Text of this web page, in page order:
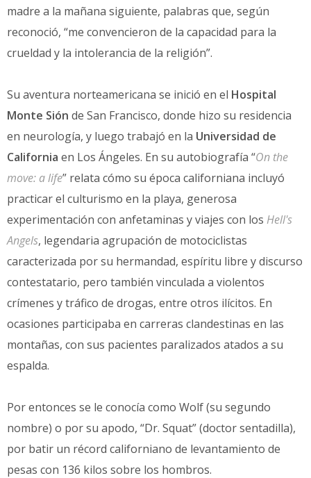
madre a la mañana siguiente, palabras que, según
reconoció, “me convencieron de la capacidad para la
crueldad y la intolerancia de la religión”.
Su aventura norteamericana se inició en el Hospital
Monte Sión de San Francisco, donde hizo su residencia
en neurología, y luego trabajó en la Universidad de
California en Los Ángeles. En su autobiografía “On the
move: a life” relata cómo su época californiana incluyó
practicar el culturismo en la playa, generosa
experimentación con anfetaminas y viajes con los Hell's
Angels, legendaria agrupación de motociclistas
caracterizada por su hermandad, espíritu libre y discurso
contestatario, pero también vinculada a violentos
crímenes y tráfico de drogas, entre otros ilícitos. En
ocasiones participaba en carreras clandestinas en las
montañas, con sus pacientes paralizados atados a su
espalda.
Por entonces se le conocía como Wolf (su segundo
nombre) o por su apodo, “Dr. Squat” (doctor sentadilla),
por batir un récord californiano de levantamiento de
pesas con 136 kilos sobre los hombros.